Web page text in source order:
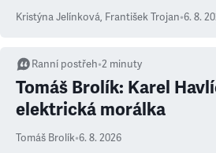
Kristýna Jelínková, František Trojan•6. 8.
Ranní postřeh•2 minuty
Tomáš Brolík: Karel
elektrická morálka
Tomáš Brolík•6. 8. 2026